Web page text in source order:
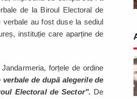
de la Biroul Electoral de
verbale au fost duse la sediul
instituție care aparține de
forțele de ordine
de după alegerile de
Electoral de Sector". De